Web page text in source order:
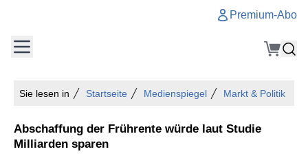
Premium-Abo
Sie lesen in Startseite Medienspiegel Markt & Politik
Abschaffung der Frührente würde laut Studie
Milliarden sparen